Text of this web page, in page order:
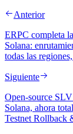
Anterior
ERPC completa
Solana:
todas las
Siguiente
Open-source
Solana, ahora
Testnet Rollback